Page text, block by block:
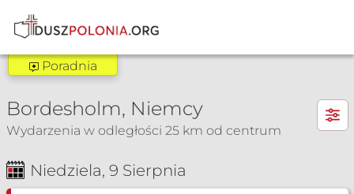
Poradnia Hamburg
Zakres pomocy:
Poradnia Neumünster-Itzehoe
Poradnia
×
Msza Św. i nabożeństwa Spowiedź
Bordesholm, Niemcy
Wydarzenia w odległości 25 km od centrum
Niedziela, 9 Sierpnia